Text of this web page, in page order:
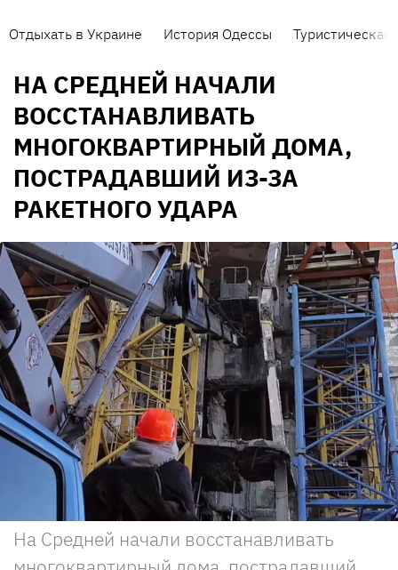
Отдыхать в Украине История Одессы Туристическая
НА СРЕДНЕЙ НАЧАЛИ
ВОССТАНАВЛИВАТЬ
МНОГОКВАРТИРНЫЙ ДОМА,
ПОСТРАДАВШИЙ ИЗ-ЗА
РАКЕТНОГО УДАРА
На Средней начали восстанавливать